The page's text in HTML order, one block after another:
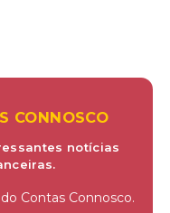
CONNOSCO
notícias
Contas Connosco.